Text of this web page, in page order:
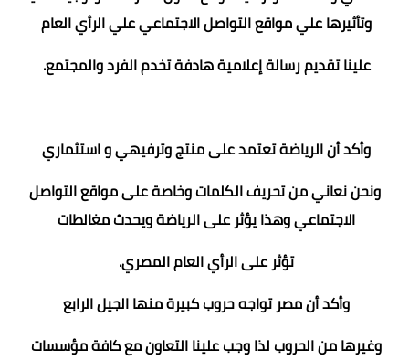
وتأثيرها علي مواقع التواصل الاجتماعي علي الرأي العام
علينا تقديم رسالة إعلامية هادفة تخدم الفرد والمجتمع.
وأكد أن الرياضة تعتمد على منتج وترفيهي و استثماري
ونحن نعاني من تحريف الكلمات وخاصة على مواقع التواصل
الاجتماعي وهذا يؤثر على الرياضة ويحدث مغالطات
تؤثر على الرأي العام المصري.
وأكد أن مصر تواجه حروب كبيرة منها الجيل الرابع
وغيرها من الحروب لذا وجب علينا التعاون مع كافة مؤسسات